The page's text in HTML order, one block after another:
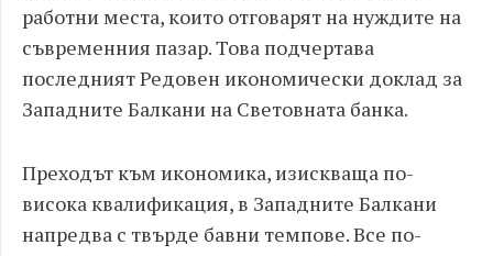
работни места, които отговарят на нуждите на
съвременния пазар. Това подчертава
последният Редовен икономически доклад за
Западните Балкани на Световната банка.
Преходът към икономика, изискваща по-
висока квалификация, в Западните Балкани
напредва с твърде бавни темпове. Все по-